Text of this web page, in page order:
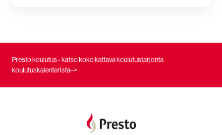
Presto koulutus - katso koko kattava koulutustarjonta
koulutuskalenterista–>